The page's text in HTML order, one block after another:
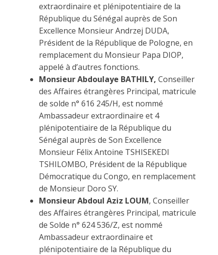
extraordinaire et plénipotentiaire de la
République du Sénégal auprès de Son
Excellence Monsieur Andrzej DUDA,
Président de la République de Pologne, en
remplacement du Monsieur Papa DIOP,
appelé à d’autres fonctions.
Monsieur Abdoulaye BATHILY, Conseiller
des Affaires étrangères Principal, matricule
de solde n° 616 245/H, est nommé
Ambassadeur extraordinaire et 4
plénipotentiaire de la République du
Sénégal auprès de Son Excellence
Monsieur Félix Antoine TSHISEKEDI
TSHILOMBO, Président de la République
Démocratique du Congo, en remplacement
de Monsieur Doro SY.
Monsieur Abdoul Aziz LOUM, Conseiller
des Affaires étrangères Principal, matricule
de Solde n° 624 536/Z, est nommé
Ambassadeur extraordinaire et
plénipotentiaire de la République du